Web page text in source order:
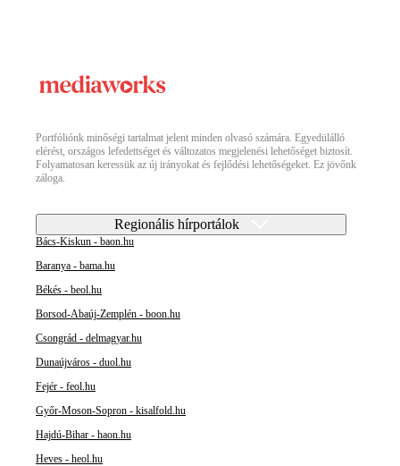
Portfóliónk minőségi tartalmat jelent minden olvasó számára. Egyedülálló
elérést, országos lefedettséget és változatos megjelenési lehetőséget biztosít.
Folyamatosan keressük az új irányokat és fejlődési lehetőségeket. Ez jövőnk
záloga.
Regionális hírportálok
Bács-Kiskun - baon.hu
Baranya - bama.hu
Békés - beol.hu
Borsod-Abaúj-Zemplén - boon.hu
Csongrád - delmagyar.hu
Dunaújváros - duol.hu
Fejér - feol.hu
Győr-Moson-Sopron - kisalfold.hu
Hajdú-Bihar - haon.hu
Heves - heol.hu